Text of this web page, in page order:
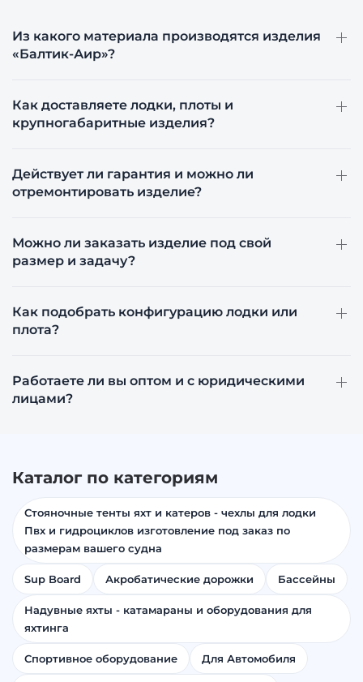
Из какого материала производятся изделия
«Балтик-Аир»?
Как доставляете лодки, плоты и
крупногабаритные изделия?
Действует ли гарантия и можно ли
отремонтировать изделие?
Можно ли заказать изделие под свой
размер и задачу?
Как подобрать конфигурацию лодки или
плота?
Работаете ли вы оптом и с юридическими
лицами?
Каталог по категориям
Стояночные тенты яхт и катеров - чехлы для лодки
Пвх и гидроциклов изготовление под заказ по
размерам вашего судна
Sup Board Акробатические дорожки Бассейны
Надувные яхты - катамараны и оборудования для
яхтинга
Спортивное оборудование Для Автомобиля